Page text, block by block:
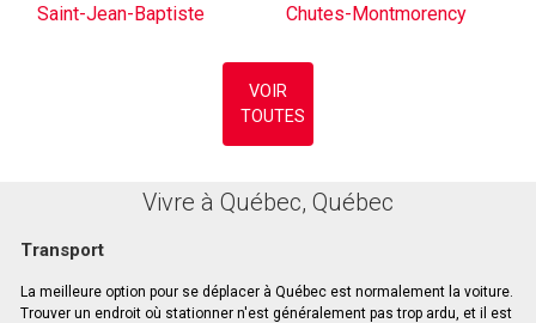
Saint-Jean-Baptiste
Chutes-Montmorency
VOIR
TOUTES
Vivre à Québec, Québec
Transport
La meilleure option pour se déplacer à Québec est normalement la voiture.
Trouver un endroit où stationner n'est généralement pas trop ardu, et il est